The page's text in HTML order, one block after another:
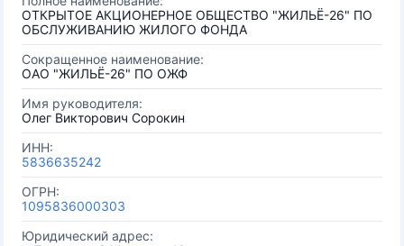
ОТКРЫТОЕ АКЦИОНЕРНОЕ ОБЩЕСТВО "ЖИЛЬЁ-26" ПО
ОБСЛУЖИВАНИЮ ЖИЛОГО ФОНДА
Сокращенное наименование:
ОАО "ЖИЛЬЁ-26" ПО ОЖФ
Имя руководителя:
Олег Викторович Сорокин
ИНН:
5836635242
ОГРН:
1095836000303
Юридический адрес: